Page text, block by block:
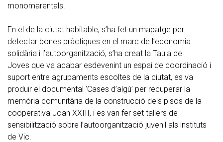
monomarentals.
En el de la ciutat habitable, s’ha fet un mapatge per
detectar bones pràctiques en el marc de l’economia
solidària i l’autoorganització, s’ha creat la Taula de
Joves que va acabar esdevenint un espai de coordinació i
suport entre agrupaments escoltes de la ciutat, es va
produir el documental ‘Cases d’algú’ per recuperar la
memòria comunitària de la construcció dels pisos de la
cooperativa Joan XXIII, i es van fer set tallers de
sensibilització sobre l’autoorganització juvenil als instituts
de Vic.